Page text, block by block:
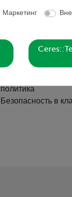
Компания
О нас
политика
Безопасность в
Маркетинг